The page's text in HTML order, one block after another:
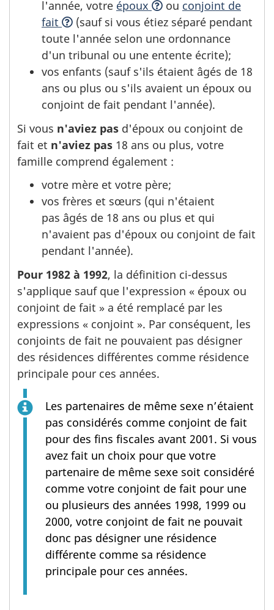
l'année, votre époux ou conjoint de
fait
(sauf si vous étiez séparé pendant
toute l'année selon une ordonnance
d'un tribunal ou une entente écrite);
vos enfants (sauf s'ils étaient âgés de 18
ans ou plus ou s'ils avaient un époux ou
conjoint de fait pendant l'année).
Si vous n'aviez pas d'époux ou conjoint de
fait et n'aviez pas 18 ans ou plus, votre
famille comprend également :
votre mère et votre père;
vos frères et sœurs (qui n'étaient
pas âgés de 18 ans ou plus et qui
n'avaient pas d'époux ou conjoint de fait
pendant l'année).
Pour 1982 à 1992, la définition ci-dessus
s'applique sauf que l'expression « époux ou
conjoint de fait » a été remplacé par les
expressions « conjoint ». Par conséquent, les
conjoints de fait ne pouvaient pas désigner
des résidences différentes comme résidence
principale pour ces années.
Les partenaires de même sexe n’étaient
pas considérés comme conjoint de fait
pour des fins fiscales avant 2001. Si vous
avez fait un choix pour que votre
partenaire de même sexe soit considéré
comme votre conjoint de fait pour une
ou plusieurs des années 1998, 1999 ou
2000, votre conjoint de fait ne pouvait
donc pas désigner une résidence
différente comme sa résidence
principale pour ces années.